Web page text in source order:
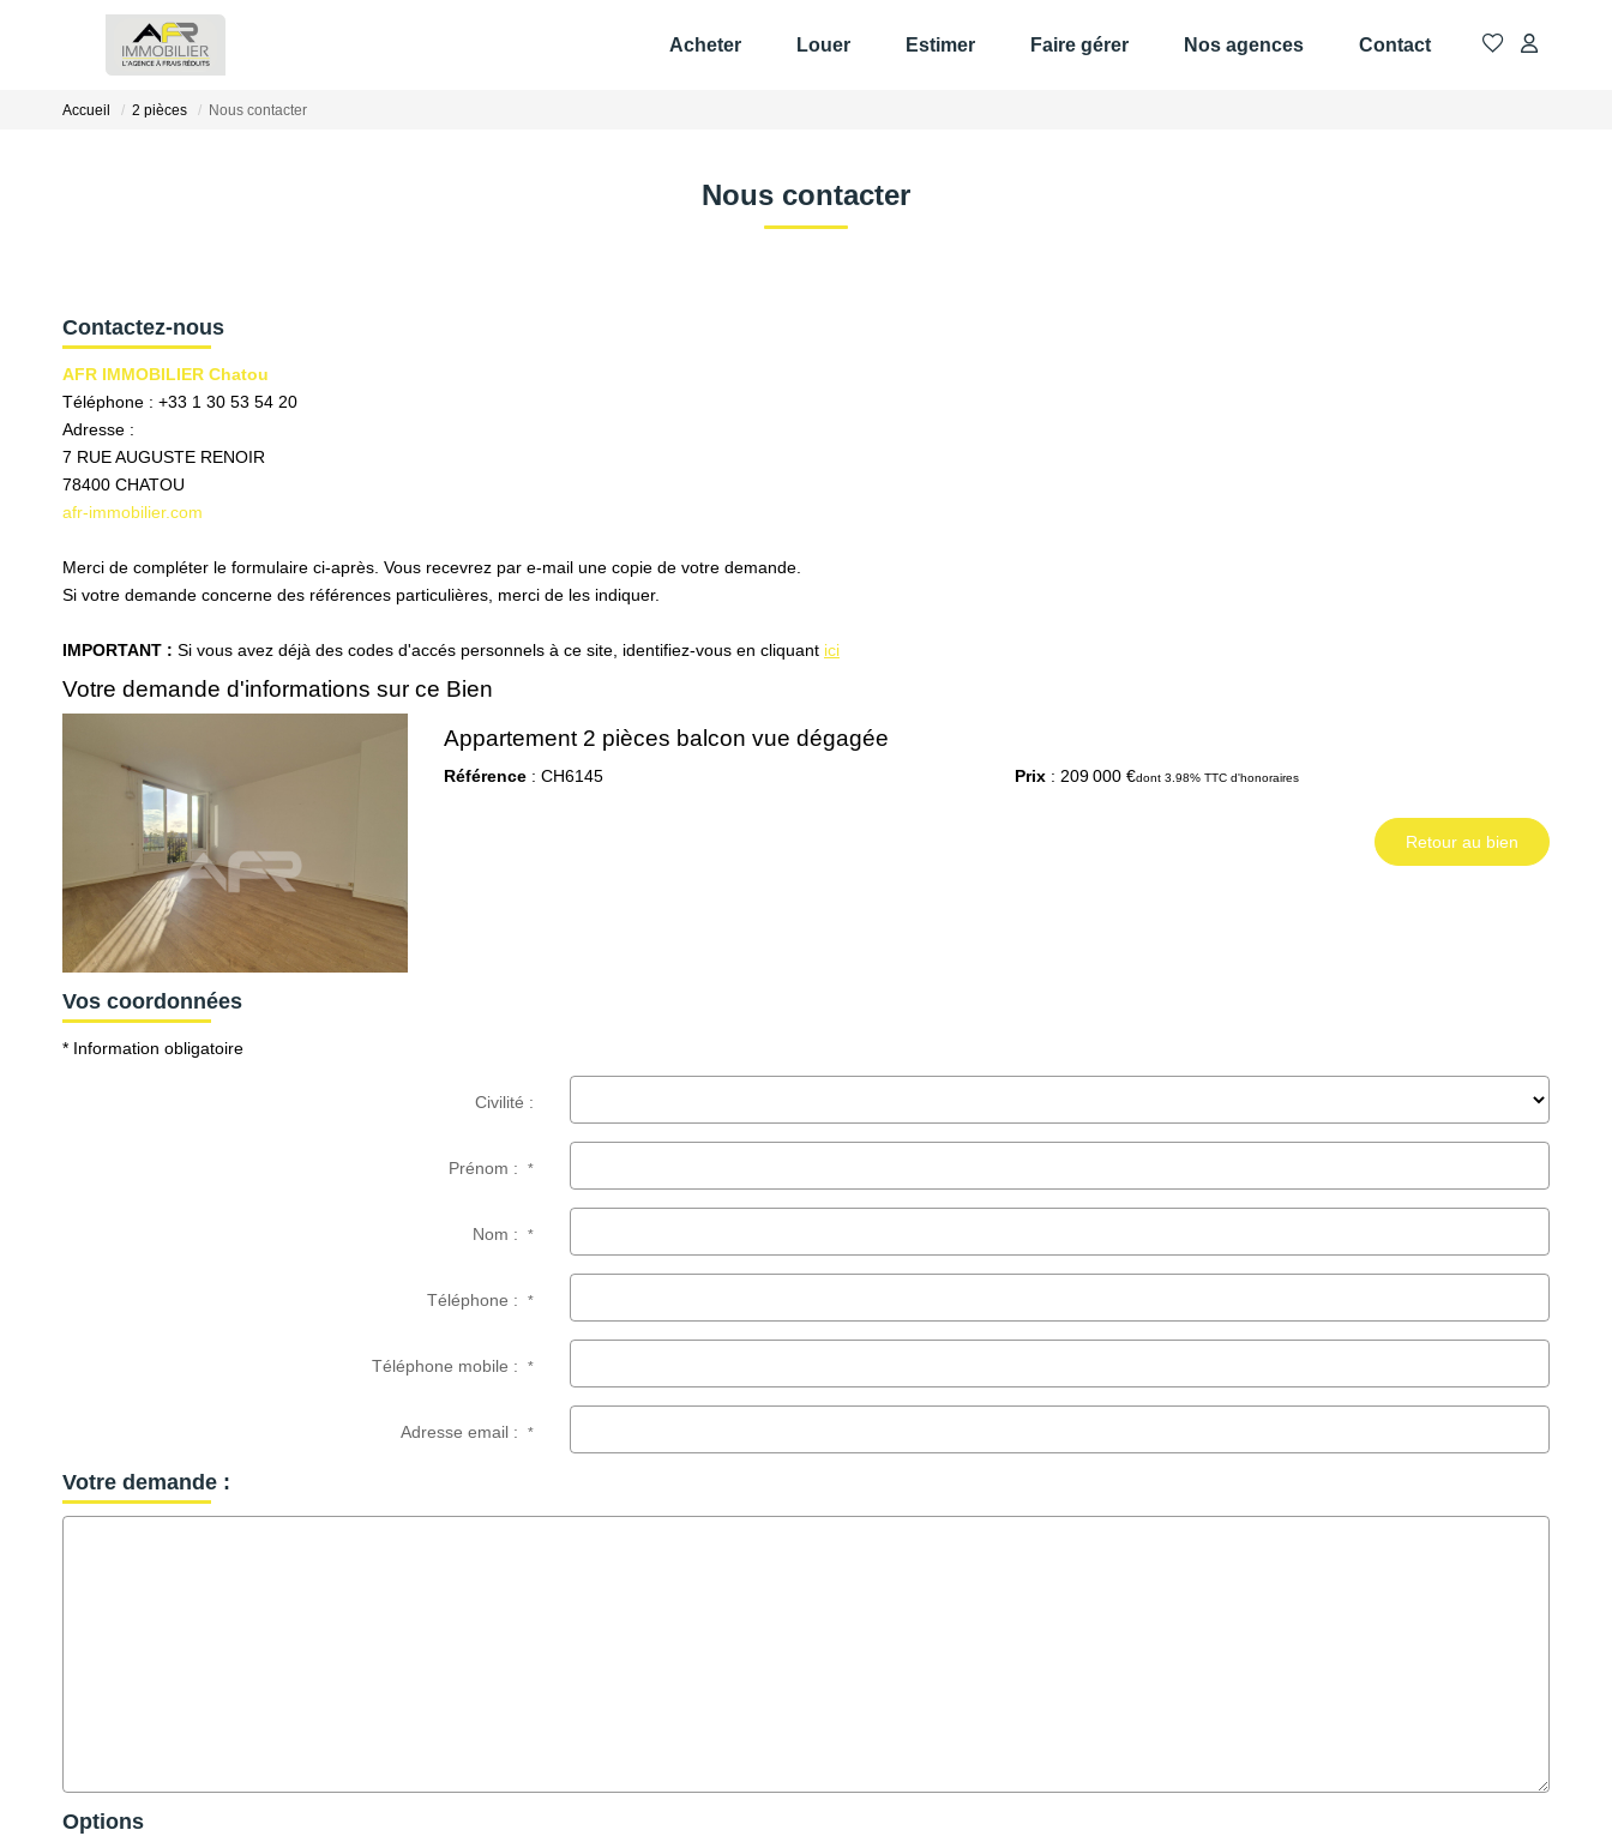
Acheter Louer Estimer Faire gérer Nos agences Contact
Accueil 2 pièces Nous contacter
Nous contacter
Contactez-nous
AFR IMMOBILIER Chatou
Téléphone : +33 1 30 53 54 20
Adresse :
7 RUE AUGUSTE RENOIR
78400 CHATOU
afr-immobilier.com
Merci de compléter le formulaire ci-après. Vous recevrez par e-mail une copie de votre demande.
Si votre demande concerne des références particulières, merci de les indiquer.
IMPORTANT : Si vous avez déjà des codes d'accés personnels à ce site, identifiez-vous en cliquant ici
Votre demande d'informations sur ce Bien
Appartement 2 pièces balcon vue dégagée
Référence: CH6145 Prix: 209 000 €dont 3.98% TTC d'honoraires
Retour au bien
Vos coordonnées
* Information obligatoire
Civilité :
Prénom :*
Nom :*
Téléphone :*
Téléphone mobile :*
Adresse email :*
Votre demande :
Options